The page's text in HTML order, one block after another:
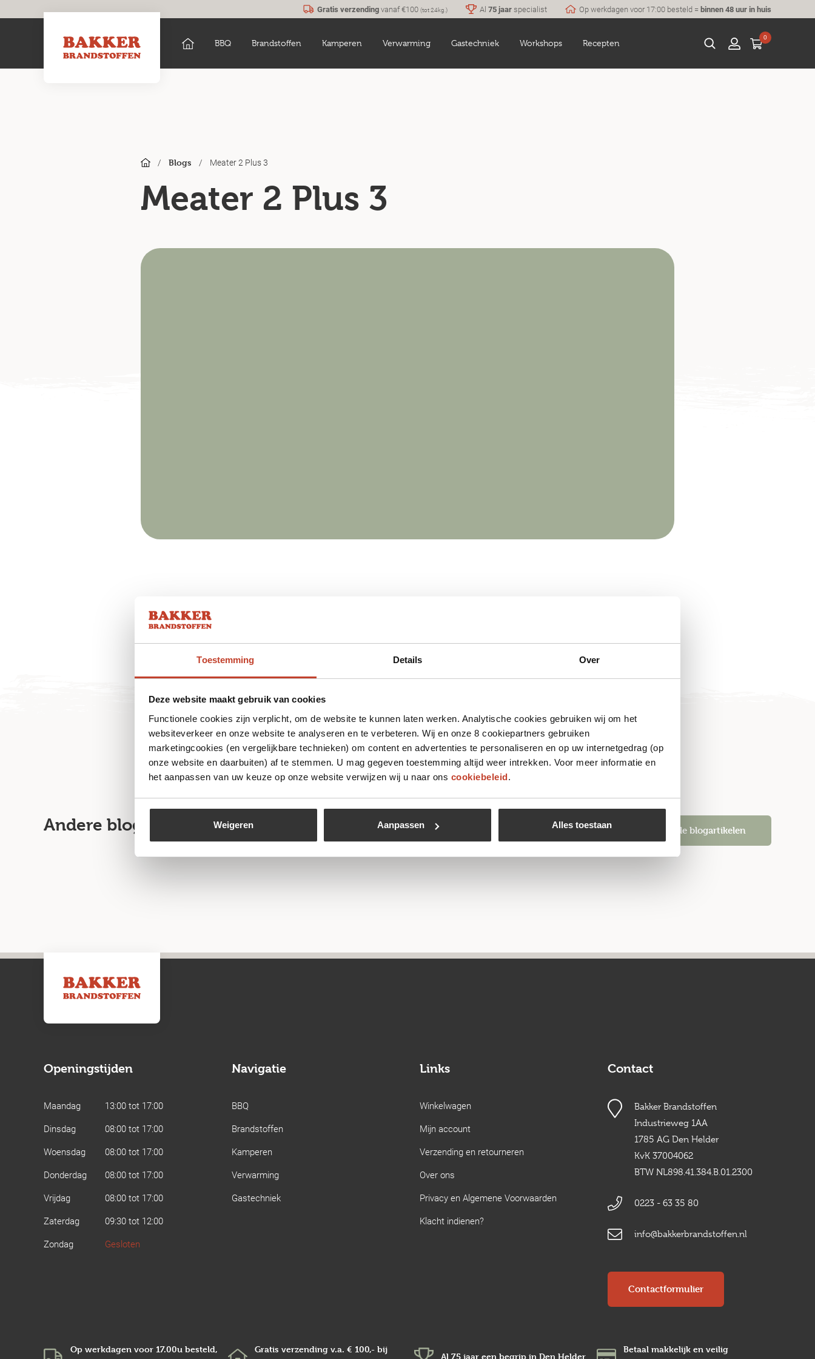
Toestemming Details Over
Deze website maakt gebruik van cookies
Functionele cookies zijn verplicht, om de website te kunnen laten werken. Analytische cookies gebruiken wij om het
websiteverkeer en onze website te analyseren en te verbeteren. Wij en onze 8 cookiepartners gebruiken
marketingcookies (en vergelijkbare technieken) om content en advertenties te personaliseren en op uw internetgedrag (op
onze website en daarbuiten) af te stemmen. U mag gegeven toestemming altijd weer intrekken. Voor meer informatie en
het aanpassen van uw keuze op onze website verwijzen wij u naar ons cookiebeleid.
Weigeren Aanpassen Alles toestaan
Gratis verzendingvanaf €100 (tot 24kg.) Al 75 jaarspecialist Op werkdagen voor 17:00 besteld =binnen 48 uur in huis
BBQ Brandstoffen Kamperen Verwarming Gastechniek Workshops Recepten
0
/ Blogs / Meater 2 Plus 3
Meater 2 Plus 3
Andere blogartikelen Alle blogartikelen
Openingstijden
Maandag
13:00 tot 17:00
Dinsdag
08:00 tot 17:00
Woensdag
08:00 tot 17:00
Donderdag
08:00 tot 17:00
Vrijdag
08:00 tot 17:00
Zaterdag
09:30 tot 12:00
Zondag
Gesloten
Navigatie
BBQ
Brandstoffen
Kamperen
Verwarming
Gastechniek
Links
Winkelwagen
Mijn account
Verzending en retourneren
Over ons
Privacy en Algemene Voorwaarden
Klacht indienen?
Contact
Bakker Brandstoffen
Industrieweg 1AA
1785 AG Den Helder
KvK 37004062
BTW NL898.41.384.B.01.2300
0223 - 63 35 80
info@bakkerbrandstoffen.nl
Contactformulier
Op werkdagen voor 17.00u besteld,
Gratis verzending v.a. € 100,- bij
Al 75 jaar een begrip in Den Helder
Betaal makkelijk en veilig